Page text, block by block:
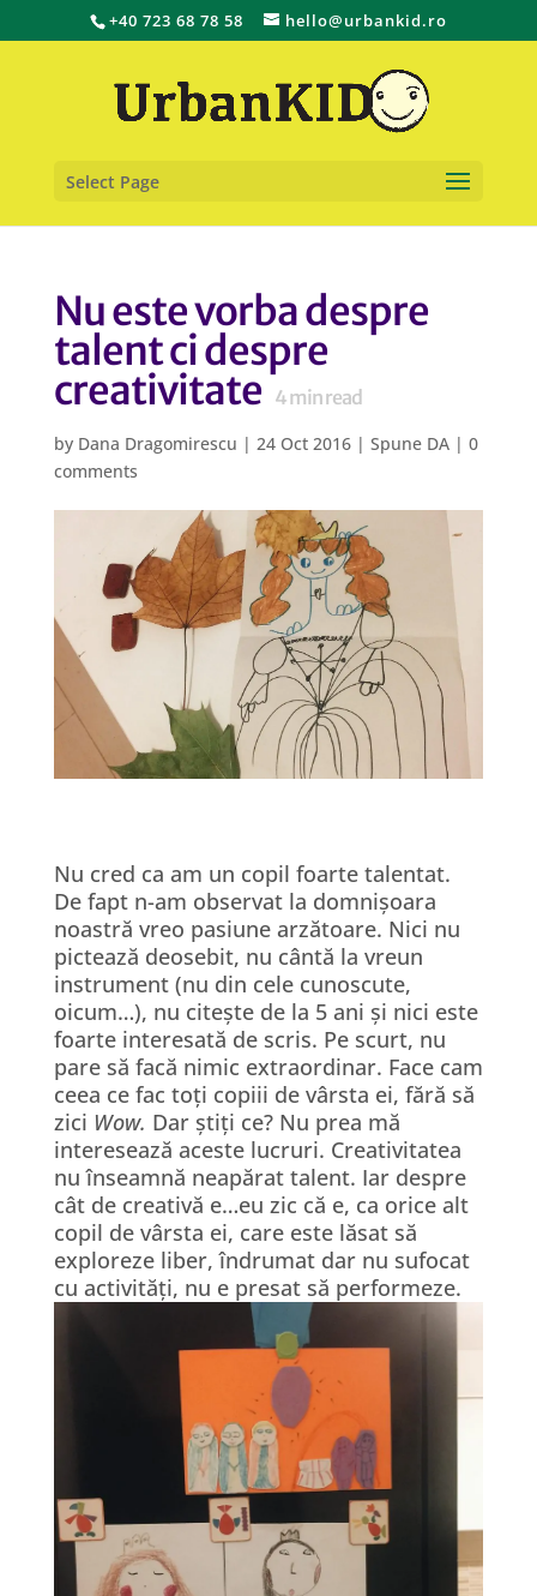
+40 723 68 78 58 hello@urbankid.ro
Select Page
Nu este vorba despre
talent ci despre
creativitate 4min read
by Dana Dragomirescu | 24 Oct 2016| Spune DA| 0
comments
Nu cred ca am un copil foarte talentat.
De fapt n-am observat la domnișoara
noastră vreo pasiune arzătoare. Nici nu
pictează deosebit, nu cântă la vreun
instrument (nu din cele cunoscute,
oicum…), nu citește de la 5 ani și nici este
foarte interesată de scris. Pe scurt, nu
pare să facă nimic extraordinar. Face cam
ceea ce fac toți copiii de vârsta ei, fără să
zici Wow. Dar știți ce? Nu prea mă
interesează aceste lucruri. Creativitatea
nu înseamnă neapărat talent. Iar despre
cât de creativă e…eu zic că e, ca orice alt
copil de vârsta ei, care este lăsat să
exploreze liber, îndrumat dar nu sufocat
cu activități, nu e presat să performeze.